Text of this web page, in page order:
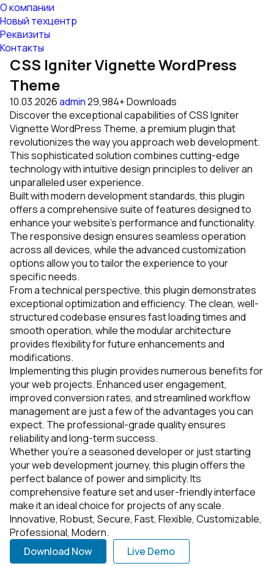
О компании
Новый техцентр
Реквизиты
Контакты
CSS Igniter Vignette WordPress
Theme
10.03.2026admin29,984+ Downloads
Discover the exceptional capabilities of CSS Igniter
Vignette WordPress Theme, a premium plugin that
revolutionizes the way you approach web development.
This sophisticated solution combines cutting-edge
technology with intuitive design principles to deliver an
unparalleled user experience.
Built with modern development standards, this plugin
offers a comprehensive suite of features designed to
enhance your website's performance and functionality.
The responsive design ensures seamless operation
across all devices, while the advanced customization
options allow you to tailor the experience to your
specific needs.
From a technical perspective, this plugin demonstrates
exceptional optimization and efficiency. The clean, well-
structured codebase ensures fast loading times and
smooth operation, while the modular architecture
provides flexibility for future enhancements and
modifications.
Implementing this plugin provides numerous benefits for
your web projects. Enhanced user engagement,
improved conversion rates, and streamlined workflow
management are just a few of the advantages you can
expect. The professional-grade quality ensures
reliability and long-term success.
Whether you're a seasoned developer or just starting
your web development journey, this plugin offers the
perfect balance of power and simplicity. Its
comprehensive feature set and user-friendly interface
make it an ideal choice for projects of any scale.
Innovative, Robust, Secure, Fast, Flexible, Customizable,
Professional, Modern.
Download Now
Live Demo